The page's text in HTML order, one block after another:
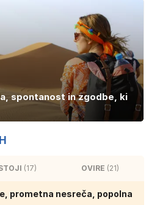
spontanost in zgodbe, ki
(17) OVIRE (21)
prometna nesreča, popolna